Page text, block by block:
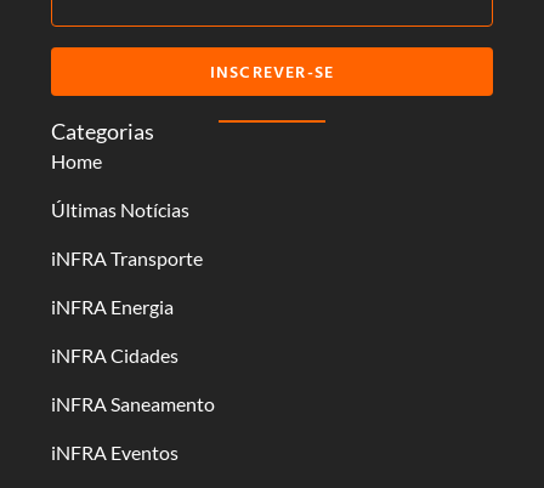
Categorias
Home
Últimas Notícias
iNFRA Transporte
iNFRA Energia
iNFRA Cidades
iNFRA Saneamento
iNFRA Eventos
INSCREVER-SE